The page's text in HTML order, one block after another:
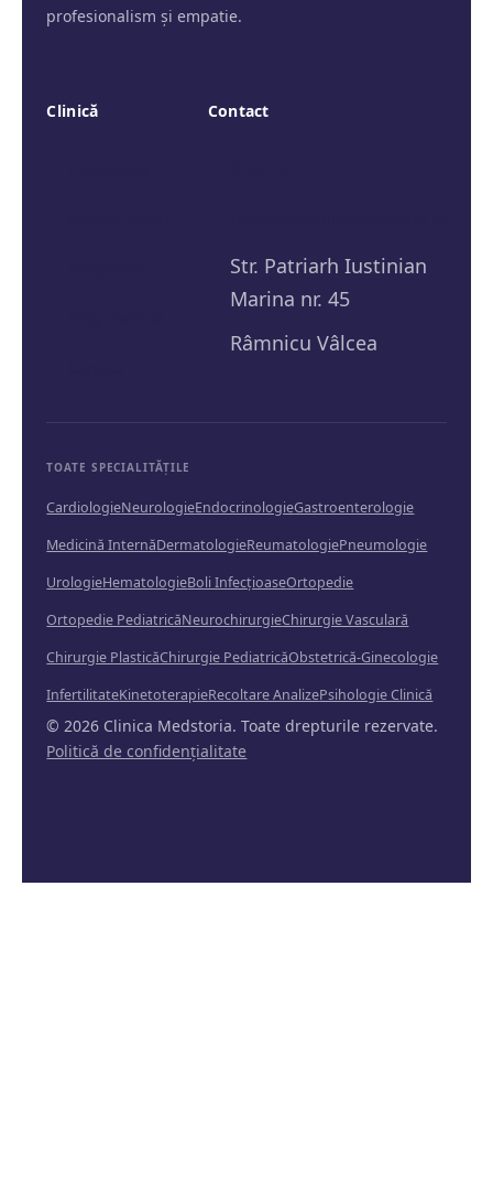
profesionalism și empatie.
Clinică Contact
Str. Patriarh Iustinian
Marina nr. 45
Râmnicu Vâlcea
TOATE SPECIALITĂȚILE
CardiologieNeurologieEndocrinologieGastroenterologie
Medicină InternăDermatologieReumatologiePneumologie
UrologieHematologieBoli InfecțioaseOrtopedie
Ortopedie PediatricăNeurochirurgieChirurgie Vasculară
Chirurgie PlasticăChirurgie PediatricăObstetrică-Ginecologie
InfertilitateKinetoterapieRecoltare AnalizePsihologie Clinică
© 2026 Clinica Medstoria. Toate drepturile rezervate.
Politică de confidențialitate